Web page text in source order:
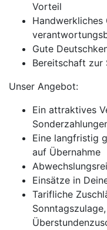
Vorteil
Gute
Bereitschaft zur
Unser Angebot:
Ein attraktives
Eine langfristig
auf Übernahme
Einsätze in
Tarifliche